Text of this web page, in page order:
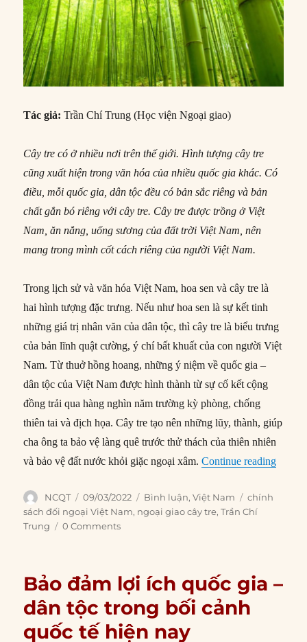
Tác giả:Trần Chí Trung (Học viện Ngoại giao)
Cây tre có ở nhiều nơi trên thế giới. Hình tượng cây tre
cũng xuất hiện trong văn hóa của nhiều quốc gia khác. Có
điều, mỗi quốc gia, dân tộc đều có bản sắc riêng và bản
chất gắn bó riêng với cây tre. Cây tre được trồng ở Việt
Nam, ăn nắng, uống sương của đất trời Việt Nam, nên
mang trong mình cốt cách riêng của người Việt Nam.
Trong lịch sử và văn hóa Việt Nam, hoa sen và cây tre là
hai hình tượng đặc trưng. Nếu như hoa sen là sự kết tinh
những giá trị nhân văn của dân tộc, thì cây tre là biểu trưng
của bản lĩnh quật cường, ý chí bất khuất của con người Việt
Nam. Từ thuở hồng hoang, những ý niệm về quốc gia –
dân tộc của Việt Nam được hình thành từ sự cố kết cộng
đồng trải qua hàng nghìn năm trường kỳ phòng, chống
thiên tai và địch họa. Cây tre tạo nên những lũy, thành, giúp
cha ông ta bảo vệ làng quê trước thử thách của thiên nhiên
và bảo vệ đất nước khỏi giặc ngoại xâm.Continue reading“Một
Author
NCQT
Posted
on
09/03/2022 Categories
Bình luận,Việt Nam Tags
chính
sách đối ngoại Việt Nam, ngoại giao cây tre,Trần Chí
Trung
0 Comments
Bảo đảm lợi ích quốc gia –
dân tộc trong bối cảnh
quốc tế hiện nay